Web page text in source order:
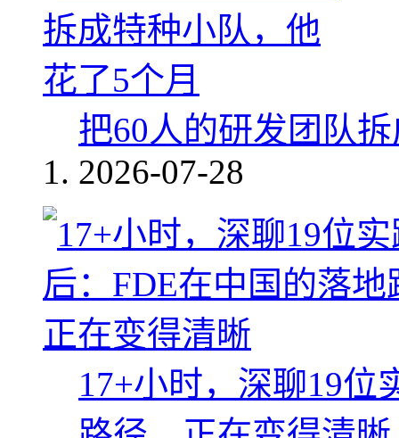
把60人的研发团队
2026-07-28
17+小时，深聊19位